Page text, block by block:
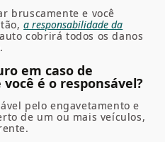
bruscamente e você
a responsabilidade da
cobrirá todos os danos
em caso de
é o responsável?
pelo engavetamento e
de um ou mais veículos,